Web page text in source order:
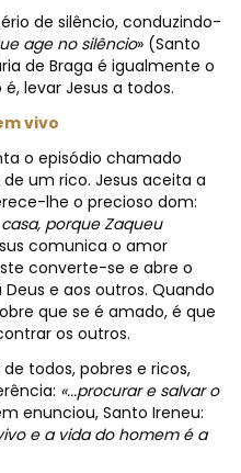
de silêncio, conduzindo-
age no silêncio» (Santo
de Braga é igualmente o
levar Jesus a todos.
vivo
o episódio chamado
um rico. Jesus aceita a
lhe o precioso dom:
porque Zaqueu
comunica o amor
converte-se e abre o
e aos outros. Quando
que se é amado, é que
os outros.
todos, pobres e ricos,
«...procurar e salvar o
enunciou, Santo Ireneu:
e a vida do homem é a